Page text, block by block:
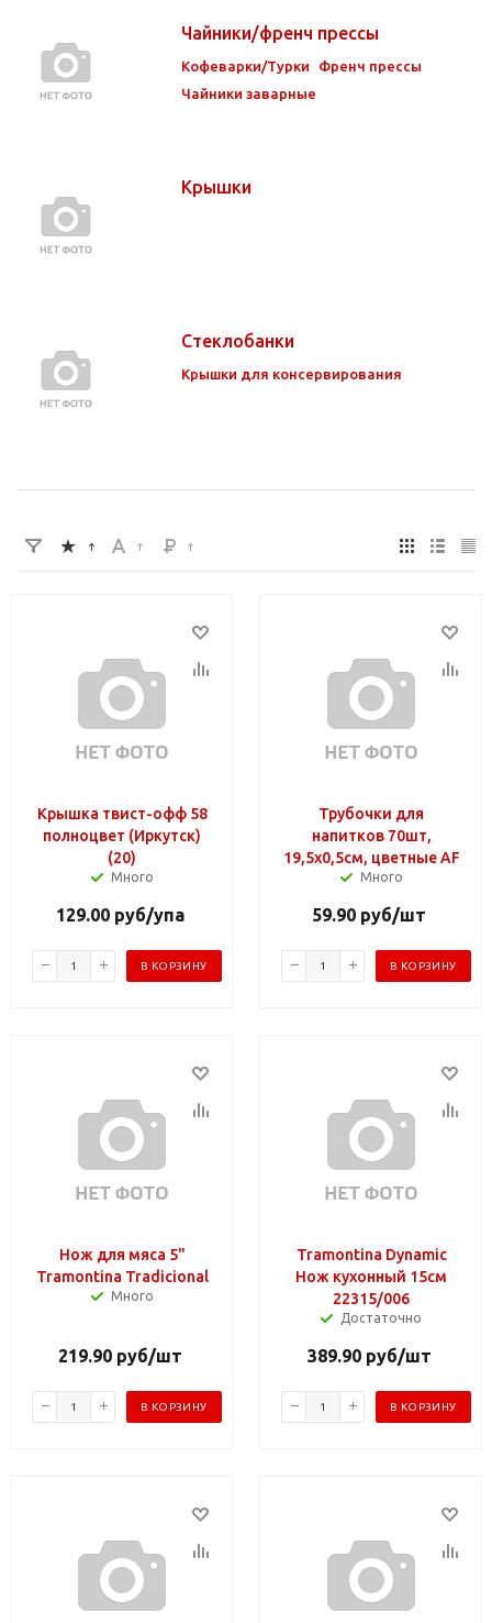
Чайники/френч прессы
Кофеварки/Турки
Френч прессы
Чайники заварные
Крышки
Стеклобанки
Крышки для консервирования
Крышка твист-офф 58
полноцвет (Иркутск)
(20)
Много
129.00руб/упа
В КОРЗИНУ
Трубочки для
напитков 70шт,
19,5x0,5см, цветные AF
Много
59.90 руб/шт
В КОРЗИНУ
Нож для мяса 5"
Tramontina Tradicional
Много
219.90руб/шт
В КОРЗИНУ
Tramontina Dynamic
Нож кухонный 15см
22315/006
Достаточно
389.90руб/шт
В КОРЗИНУ